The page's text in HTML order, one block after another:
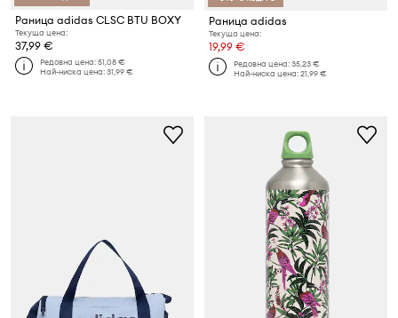
Раница adidas CLSC BTU BOXY
Текуща цена:
37,99 €
Редовна цена:51,08 €
Най-ниска цена:31,99 €
Раница adidas
Текуща цена:
19,99 €
Редовна цена:35,23 €
Най-ниска цена:21,99 €